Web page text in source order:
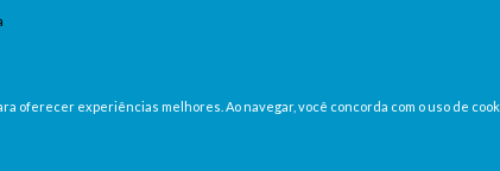
oferecer experiências melhores. Ao navegar, você concorda com o uso de